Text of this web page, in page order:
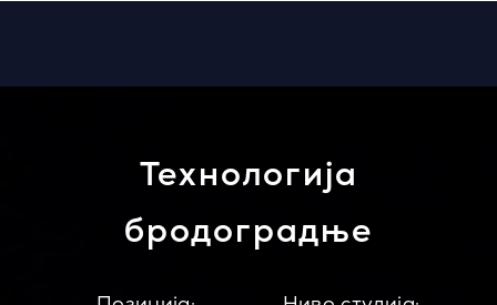
Технологија
бродоградње